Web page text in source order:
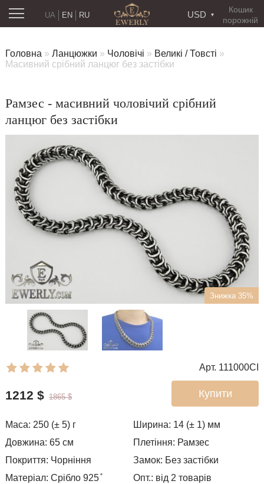
Кошик
порожній
USD
RU
UA EN
Головна » Ланцюжки » Чоловічі » Великі / Товсті »
Масивний срібний ланцюг без застібки
Рамзес - масивний чоловічий срібний
ланцюг без застібки
Знижка 35%
Арт. 111000CI
Купити
1212 $ 1865 $
Маса: 250 (± 5) г Ширина: 14 (± 1) мм
Довжина: 65 см Плетіння: Рамзес
Покриття: Чорніння Замок: Без застібки
Матеріал: Срібло 925 ̊
Опт.: від 2 товарів